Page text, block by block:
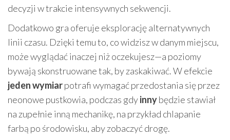
decyzji w trakcie intensywnych sekwencji.
Dodatkowo gra oferuje eksplorację alternatywnych
linii czasu. Dzięki temu to, co widzisz w danym miejscu,
może wyglądać inaczej niż oczekujesz—a poziomy
bywają skonstruowane tak, by zaskakiwać. W efekcie
jeden wymiarpotrafi wymagać przedostania się przez
neonowe pustkowia, podczas gdyinnybędzie stawiał
na zupełnie inną mechanikę, na przykład chlapanie
farbą po środowisku, aby zobaczyć drogę.